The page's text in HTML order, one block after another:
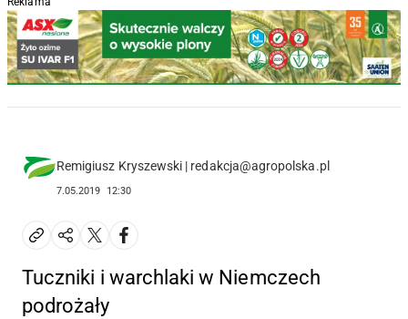
Remigiusz Kryszewski | redakcja@agropolska.pl
7.05.2019 12:30
Tuczniki i warchlaki w Niemczech
podrożały